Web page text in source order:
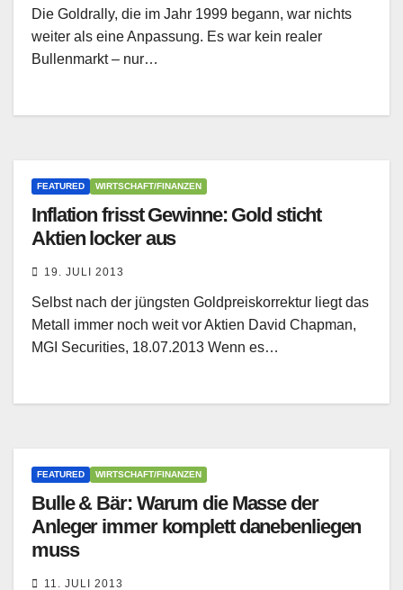
Die Goldrally, die im Jahr 1999 begann, war nichts
weiter als eine Anpassung. Es war kein realer
Bullenmarkt – nur…
FEATURED WIRTSCHAFT/FINANZEN
Inflation frisst Gewinne: Gold sticht
Aktien locker aus
19. JULI 2013
Selbst nach der jüngsten Goldpreiskorrektur liegt das
Metall immer noch weit vor Aktien David Chapman,
MGI Securities, 18.07.2013 Wenn es…
FEATURED WIRTSCHAFT/FINANZEN
Bulle & Bär: Warum die Masse der
Anleger immer komplett danebenliegen
muss
11. JULI 2013